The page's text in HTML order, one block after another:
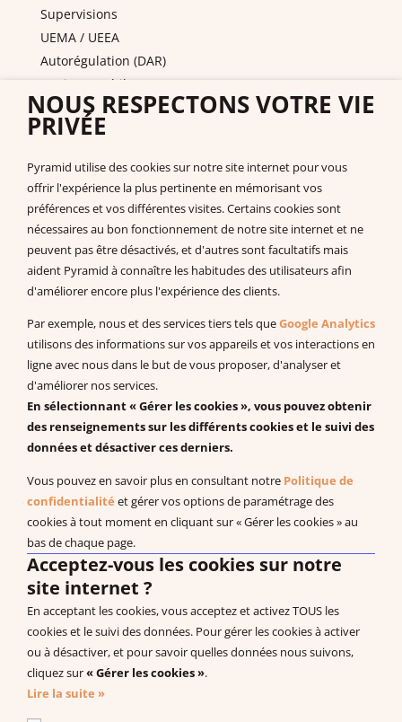
Supervisions
UEMA / UEEA
Autorégulation (DAR)
Equipes mobiles / PAS
DITEP et services de l'ASE
Nous contacter
+33 175432963
support@pecs-france.fr
Numéro de déclaration : 11940926794
SIRET : 444 268 320 000 41
La documentation
Documentation à télécharger
Vidéos
Programmes PDF
Recherches et publications scientifiques
EBP : Basé sur des données probantes
Livres à télécharger (en anglais)
Système de Communication par Echange d’Image®, PECS®,
Approche Pyramidale de l’Education : ABA Fonctionnelle sont les
marques enregistrées de Pyramid Educational Consultants, LLC.
Droit de rétractation
Nos Bureaux
Carrière
Politique de confidentialité
CGV Produits
CGV Formations
NOUS RESPECTONS VOTRE VIE
PRIVÉE
Pyramid utilise des cookies sur notre site internet pour vous
offrir l'expérience la plus pertinente en mémorisant vos
préférences et vos différentes visites. Certains cookies sont
nécessaires au bon fonctionnement de notre site internet et ne
peuvent pas être désactivés, et d'autres sont facultatifs mais
aident Pyramid à connaître les habitudes des utilisateurs afin
d'améliorer encore plus l'expérience des clients.
Par exemple, nous et des services tiers tels queGoogle Analytics
utilisons des informations sur vos appareils et vos interactions en
ligne avec nous dans le but de vous proposer, d'analyser et
d'améliorer nos services.
En sélectionnant « Gérer les cookies », vous pouvez obtenir
des renseignements sur les différents cookies et le suivi des
données et désactiver ces derniers.
Vous pouvez en savoir plus en consultant notre Politique de
confidentialité et gérer vos options de paramétrage des
cookies à tout moment en cliquant sur « Gérer les cookies » au
bas de chaque page.
Acceptez-vous les cookies sur notre
site internet ?
En acceptant les cookies, vous acceptez et activez TOUS les
cookies et le suivi des données. Pour gérer les cookies à activer
ou à désactiver, et pour savoir quelles données nous suivons,
cliquez sur« Gérer les cookies ».
Lire la suite »